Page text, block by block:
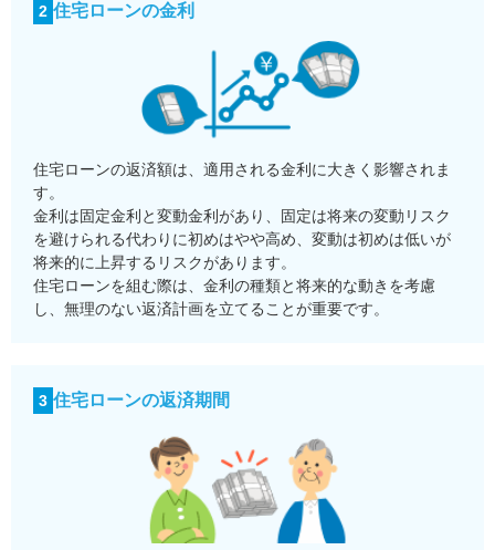
2 住宅ローンの金利
住宅ローンの返済額は、適用される金利に大きく影響されま
す。
金利は固定金利と変動金利があり、固定は将来の変動リスク
を避けられる代わりに初めはやや高め、変動は初めは低いが
将来的に上昇するリスクがあります。
住宅ローンを組む際は、金利の種類と将来的な動きを考慮
し、無理のない返済計画を立てることが重要です。
3 住宅ローンの返済期間